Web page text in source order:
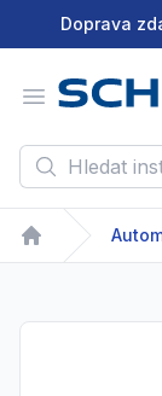
Doprava
Open menu
Hledat
Home